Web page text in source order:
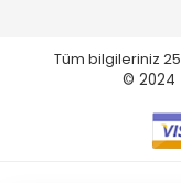
Tüm bilgileriniz
© 2024